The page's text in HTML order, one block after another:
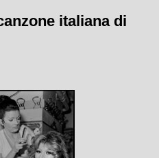
italiana di